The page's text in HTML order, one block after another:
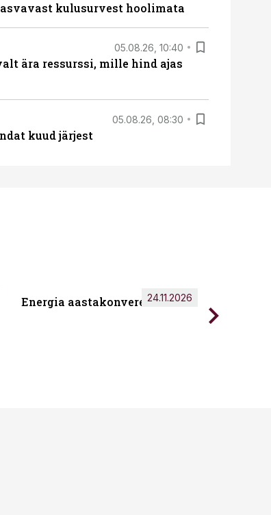
kulusurvest hoolimata
05.08.26, 10:40
ära ressurssi, mille hind ajas
05.08.26, 08:30
kuud järjest
Energia aastakonverents 2026
24.11.2026